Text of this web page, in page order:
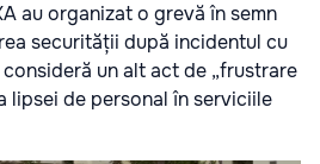
au organizat o grevă în semn
securității după incidentul cu
un alt act de „frustrare
lipsei de personal în serviciile